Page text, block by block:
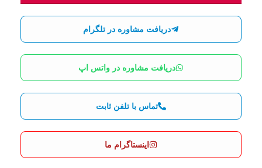
دریافت مشاوره در تلگرام
دریافت مشاوره در واتس اپ
تماس با تلفن ثابت
اینستاگرام ما